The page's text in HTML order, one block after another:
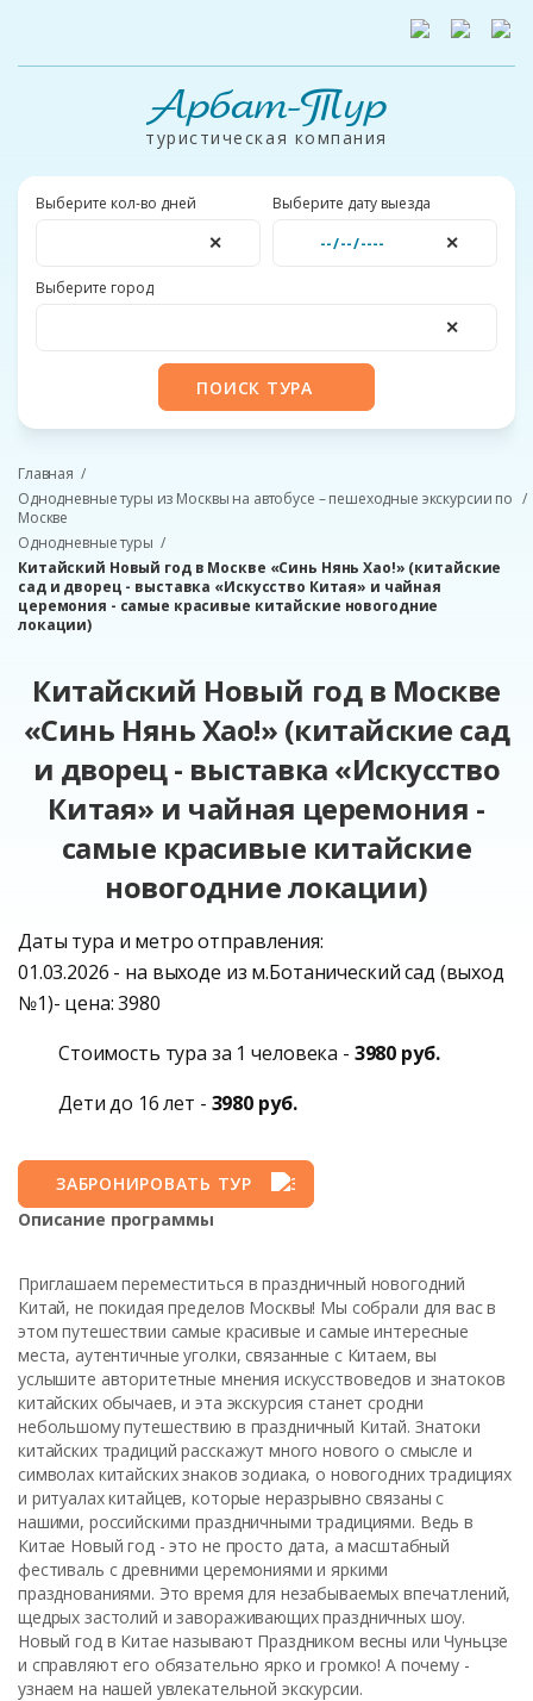
Арбат-Тур
туристическая компания
Выберите кол-во дней
✕
Выберите дату выезда
✕
Выберите город
✕
ПОИСК ТУРА
Главная
Однодневные туры из Москвы на автобусе – пешеходные экскурсии по
Москве
Однодневные туры
Китайский Новый год в Москве «Синь Нянь Хао!» (китайские
сад и дворец - выставка «Искусство Китая» и чайная
церемония - самые красивые китайские новогодние
локации)
Китайский Новый год в Москве
«Синь Нянь Хао!» (китайские сад
и дворец - выставка «Искусство
Китая» и чайная церемония -
самые красивые китайские
новогодние локации)
Даты тура и метро отправления:
01.03.2026 - на выходе из м.Ботанический сад (выход
№1)- цена: 3980
Стоимость тура за 1 человека - 3980 руб.
Дети до 16 лет - 3980 руб.
ЗАБРОНИРОВАТЬ ТУР
Описание программы
Приглашаем переместиться в праздничный новогодний
Китай, не покидая пределов Москвы! Мы собрали для вас в
этом путешествии самые красивые и самые интересные
места, аутентичные уголки, связанные с Китаем, вы
услышите авторитетные мнения искусствоведов и знатоков
китайских обычаев, и эта экскурсия станет сродни
небольшому путешествию в праздничный Китай. Знатоки
китайских традиций расскажут много нового о смысле и
символах китайских знаков зодиака, о новогодних традициях
и ритуалах китайцев, которые неразрывно связаны с
нашими, российскими праздничными традициями. Ведь в
Китае Новый год - это не просто дата, а масштабный
фестиваль с древними церемониями и яркими
празднованиями. Это время для незабываемых впечатлений,
щедрых застолий и завораживающих праздничных шоу.
Новый год в Китае называют Праздником весны или Чуньцзе
и справляют его обязательно ярко и громко! А почему -
узнаем на нашей увлекательной экскурсии.